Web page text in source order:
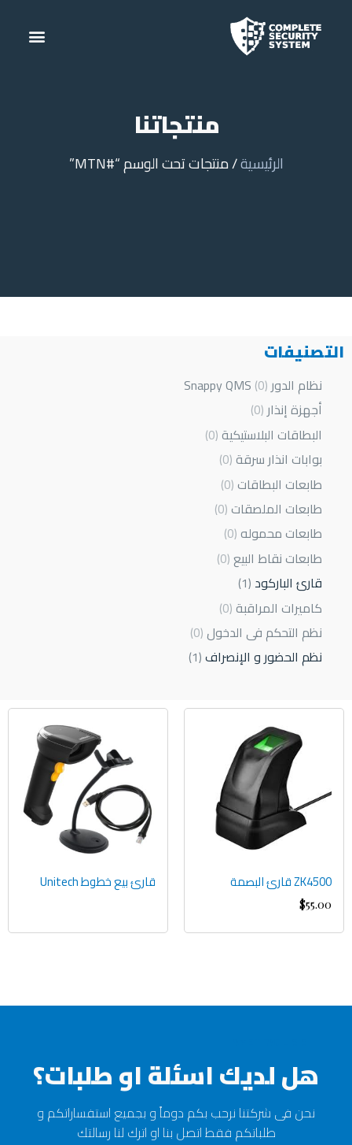
منتجاتنا
الرئيسية/ منتجات تحت الوسم “#MTN”
التصنيفات
نظام الدور Snappy QMS 0
أجهزة إنذار 0
البطاقات البلاستيكية 0
بوابات انذار سرقة 0
طابعات البطاقات 0
طابعات الملصقات 0
طابعات محموله 0
طابعات نقاط البيع 0
قارئ الباركود 1
كاميرات المراقبة 0
نظم التحكم فى الدخول 0
نظم الحضور و الإنصراف 1
ZK4500 قارئ البصمة
$55.00
قارئ بيع خطوط Unitech
هل لديك اسئلة او طلبات؟
نحن فى شركتنا نرحب بكم دوماً و بجميع استفساراتكم و
طلباتكم فقط اتصل بنا او اترك لنا رسالتك